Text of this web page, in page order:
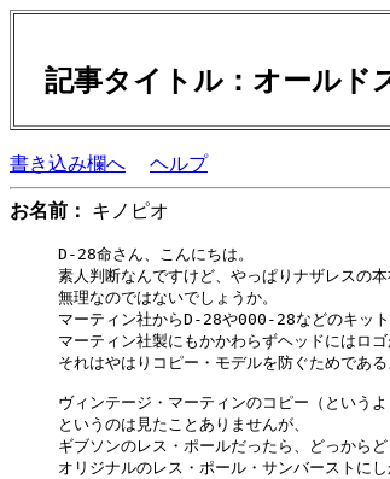
記事タイトル：オールド
書き込み欄へ ヘルプ
お名前： キノピオ
D-28命さん、こんにちは。
素人判断なんですけど、やっぱりナザレスの
無理なのではないでしょうか。
マーティン社からD-28や000-28などのキット
マーティン社製にもかかわらずヘッドにはロゴ
それはやはりコピー・モデルを防ぐためである
ヴィンテージ・マーティンのコピー（という
というのは見たことありませんが、
ギブソンのレス・ポールだったら、どっからど
オリジナルのレス・ポール・サンバーストにし